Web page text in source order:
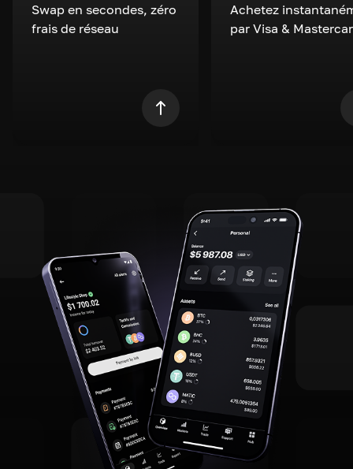
Swap en secondes, zéro
frais de réseau
Achetez
par Visa &